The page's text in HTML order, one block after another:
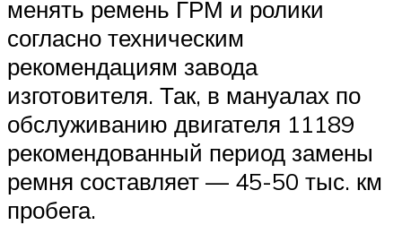
менять ремень ГРМ и ролики
согласно техническим
рекомендациям завода
изготовителя. Так, в мануалах по
обслуживанию двигателя 11189
рекомендованный период замены
ремня составляет — 45-50 тыс. км
пробега.